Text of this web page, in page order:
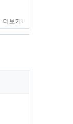
더보기+